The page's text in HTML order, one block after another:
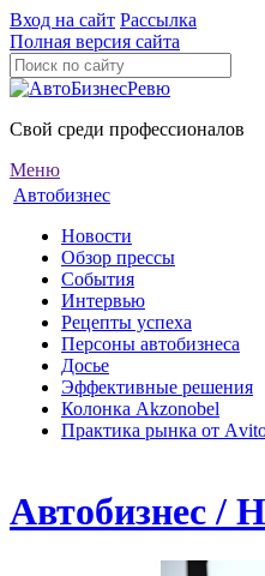
Вход на сайт Рассылка
Полная версия сайта
Свой среди профессионалов
Меню
Автобизнес
Новости
Обзор прессы
События
Интервью
Рецепты успеха
Персоны автобизнеса
Досье
Эффективные решения
Колонка Akzonobel
Практика рынка от
Автобизнес /